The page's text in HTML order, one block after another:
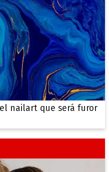
nailart que será furor